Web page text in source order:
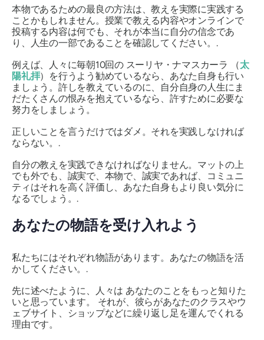
本物であるための最良の方法は、教えを実際に実践する
ことかもしれません。授業で教える内容やオンラインで
投稿する内容は何でも、それが本当に自分の信念であ
り、人生の一部であることを確認してください。.
例えば、人々に毎朝10回の スーリヤ・ナマスカーラ （太
陽礼拝）を行うよう勧めているなら、あなた自身も行い
ましょう。許しを教えているのに、自分自身の人生にま
だたくさんの恨みを抱えているなら、許すために必要な
努力をしましょう。
正しいことを言うだけではダメ。それを実践しなければ
ならない。.
自分の教えを実践できなければなりません。マットの上
でも外でも、誠実で、本物で、誠実であれば、コミュニ
ティはそれを高く評価し、あなた自身もより良い気分に
なるでしょう。.
あなたの物語を受け入れよう
私たちにはそれぞれ物語があります。あなたの物語を活
かしてください。.
先に述べたように、人々は あなたのことをもっと知りた
いと思っています。
それが、彼らがあなたのクラスやウ
ェブサイト、ショップなどに繰り返し足を運んでくれる
理由です。